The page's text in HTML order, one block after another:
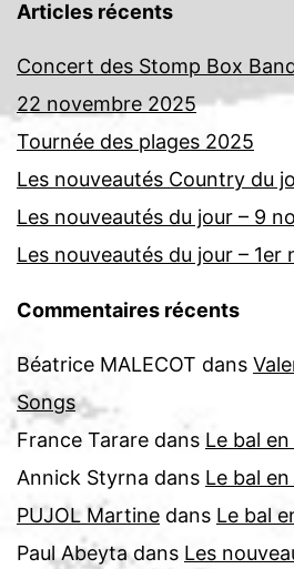
Articles récents
Concert des Stomp Box
22 novembre 2025
Tournée des plages 2025
Les nouveautés Country du
Les nouveautés du jour – 9
Les nouveautés du jour –
Commentaires récents
Béatrice MALECOT dans
Songs
France Tarare dans Le bal
Annick Styrna dans Le bal
PUJOL Martine dans Le bal
Paul Abeytadans Les